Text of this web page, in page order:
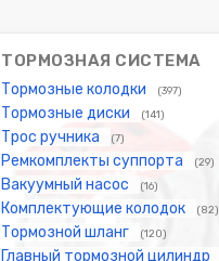
ТОРМОЗНАЯ СИСТЕМА
Тормозные колодки (397)
Тормозные диски (141)
Трос ручника (7)
Ремкомплекты суппорта (29)
Вакуумный насос (16)
Комплектующие колодок (82)
Тормозной шланг (120)
Главный тормозной цилиндр